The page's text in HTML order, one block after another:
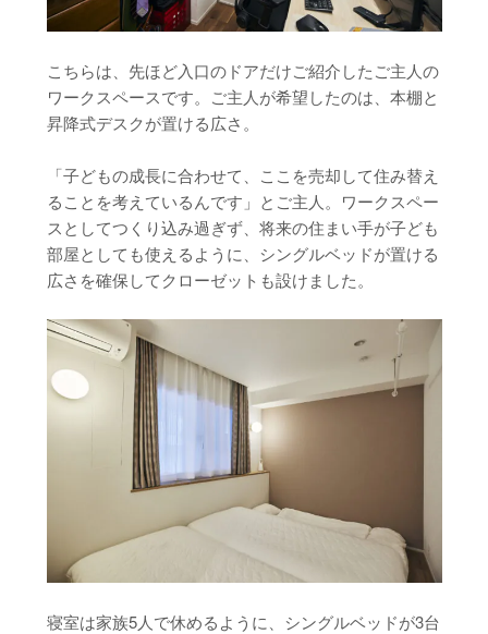
こちらは、先ほど入口のドアだけご紹介したご主人の
ワークスペースです。ご主人が希望したのは、本棚と
昇降式デスクが置ける広さ。
「子どもの成長に合わせて、ここを売却して住み替え
ることを考えているんです」とご主人。ワークスペー
スとしてつくり込み過ぎず、将来の住まい手が子ども
部屋としても使えるように、シングルベッドが置ける
広さを確保してクローゼットも設けました。
寝室は家族5人で休めるように、シングルベッドが3台